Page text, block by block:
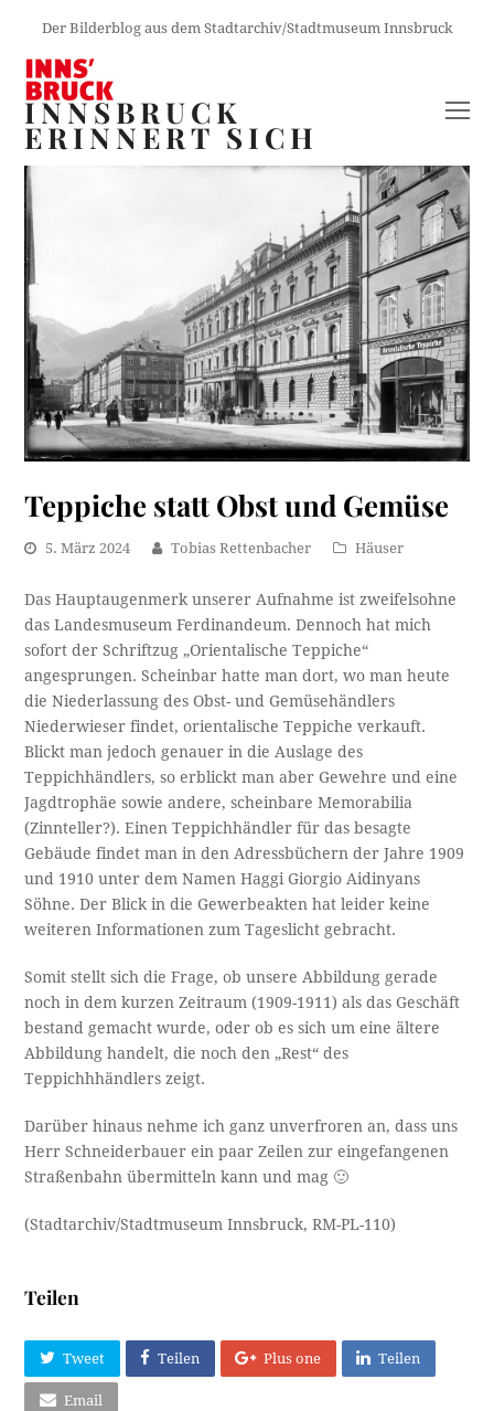
Der Bilderblog aus dem Stadtarchiv/Stadtmuseum Innsbruck
INNSBRUCK
ERINNERT SICH
Teppiche statt Obst und Gemüse
5. März 2024 Tobias Rettenbacher Häuser
Das Hauptaugenmerk unserer Aufnahme ist zweifelsohne
das Landesmuseum Ferdinandeum. Dennoch hat mich
sofort der Schriftzug „Orientalische Teppiche“
angesprungen. Scheinbar hatte man dort, wo man heute
die Niederlassung des Obst- und Gemüsehändlers
Niederwieser findet, orientalische Teppiche verkauft.
Blickt man jedoch genauer in die Auslage des
Teppichhändlers, so erblickt man aber Gewehre und eine
Jagdtrophäe sowie andere, scheinbare Memorabilia
(Zinnteller?). Einen Teppichhändler für das besagte
Gebäude findet man in den Adressbüchern der Jahre 1909
und 1910 unter dem Namen Haggi Giorgio Aidinyans
Söhne. Der Blick in die Gewerbeakten hat leider keine
weiteren Informationen zum Tageslicht gebracht.
Somit stellt sich die Frage, ob unsere Abbildung gerade
noch in dem kurzen Zeitraum (1909-1911) als das Geschäft
bestand gemacht wurde, oder ob es sich um eine ältere
Abbildung handelt, die noch den „Rest“ des
Teppichhhändlers zeigt.
Darüber hinaus nehme ich ganz unverfroren an, dass uns
Herr Schneiderbauer ein paar Zeilen zur eingefangenen
Straßenbahn übermitteln kann und mag 🙂
(Stadtarchiv/Stadtmuseum Innsbruck, RM-PL-110)
Teilen
Tweet Teilen Plus one Teilen
Email